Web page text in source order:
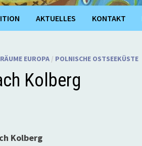
AKTUELLES KONTAKT
EUROPA / POLNISCHE OSTSEEKÜSTE
Kolberg
Kolberg